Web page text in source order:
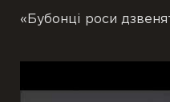
«Бубонці роси